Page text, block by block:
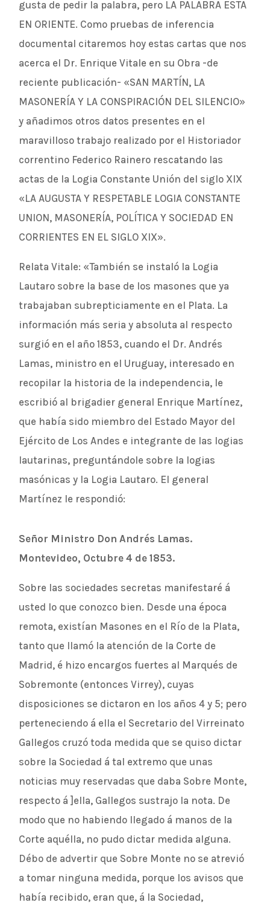
gusta de pedir la palabra, pero LA PALABRA ESTA
EN ORIENTE. Como pruebas de inferencia
documental citaremos hoy estas cartas que nos
acerca el Dr. Enrique Vitale en su Obra -de
reciente publicación- «SAN MARTÍN, LA
MASONERÍA Y LA CONSPIRACIÓN DEL SILENCIO»
y añadimos otros datos presentes en el
maravilloso trabajo realizado por el Historiador
correntino Federico Rainero rescatando las
actas de la Logia Constante Unión del siglo XIX
«LA AUGUSTA Y RESPETABLE LOGIA CONSTANTE
UNION, MASONERÍA, POLÍTICA Y SOCIEDAD EN
CORRIENTES EN EL SIGLO XIX».
Relata Vitale: «También se instaló la Logia
Lautaro sobre la base de los masones que ya
trabajaban subrepticiamente en el Plata. La
información más seria y absoluta al respecto
surgió en el año 1853, cuando el Dr. Andrés
Lamas, ministro en el Uruguay, interesado en
recopilar la historia de la independencia, le
escribió al brigadier general Enrique Martínez,
que había sido miembro del Estado Mayor del
Ejército de Los Andes e integrante de las logias
lautarinas, preguntándole sobre la logias
masónicas y la Logia Lautaro. El general
Martínez le respondió:
Señor Ministro Don Andrés Lamas.
Montevideo, Octubre 4 de 1853.
Sobre las sociedades secretas manifestaré á
usted lo que conozco bien. Desde una época
remota, existían Masones en el Río de la Plata,
tanto que llamó la atención de la Corte de
Madrid, é hizo encargos fuertes al Marqués de
Sobremonte (entonces Virrey), cuyas
disposiciones se dictaron en los años 4 y 5; pero
perteneciendo á ella el Secretario del Virreinato
Gallegos cruzó toda medida que se quiso dictar
sobre la Sociedad á tal extremo que unas
noticias muy reservadas que daba Sobre Monte,
respecto á ]ella, Gallegos sustrajo la nota. De
modo que no habiendo llegado á manos de la
Corte aquélla, no pudo dictar medida alguna.
Débo de advertir que Sobre Monte no se atrevió
a tomar ninguna medida, porque los avisos que
había recibido, eran que, á la Sociedad,